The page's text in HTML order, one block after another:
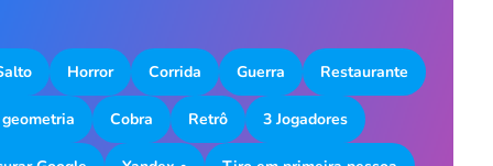
Horror Corrida Guerra Restaurante
Cobra Retrô 3 Jogadores